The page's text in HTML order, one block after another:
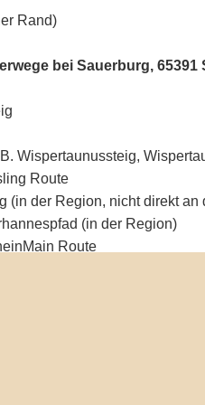
Rand)
bei Sauerburg, 65391
Wispertaunussteig,
Route
(in der Region, nicht direkt an
(in der Region)
Route